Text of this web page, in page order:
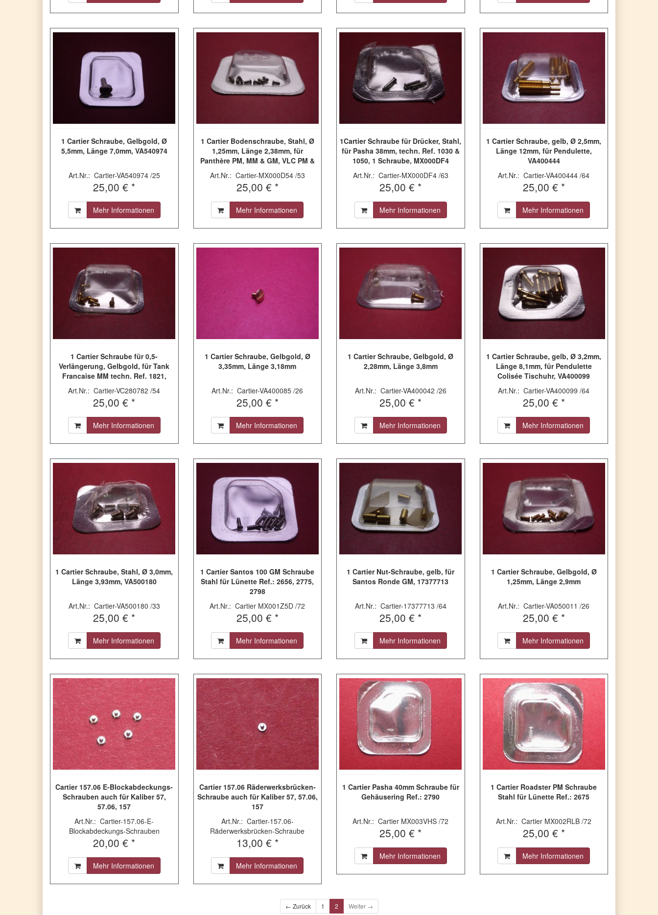
1 Cartier Schraube, Gelbgold, Ø
5,5mm, Länge 7,0mm, VA540974
Art.Nr.: Cartier-VA540974 /25
25,00 € *
Mehr Informationen
1 Cartier Bodenschraube, Stahl, Ø
1,25mm, Länge 2,38mm, für
Panthère PM, MM & GM, VLC PM &
GM, Santos 100 XL, Santos
Demoiselle PM & Tank Divan Mini,
techn. Ref. 0198, 0191, 1284, 1120,
2740, 2741, 1080, 1285, 1300, 1320,
2698, 2599, 2891 & 2935
Art.Nr.: Cartier-MX000D54 /53
25,00 € *
Mehr Informationen
1Cartier Schraube für Drücker, Stahl,
für Pasha 38mm, techn. Ref. 1030 &
1050, 1 Schraube, MX000DF4
Art.Nr.: Cartier-MX000DF4 /63
25,00 € *
Mehr Informationen
1 Cartier Schraube, gelb, Ø 2,5mm,
Länge 12mm, für Pendulette,
VA400444
Art.Nr.: Cartier-VA400444 /64
25,00 € *
Mehr Informationen
1 Cartier Schraube für 0,5-
Verlängerung, Gelbgold, für Tank
Francaise MM techn. Ref. 1821,
VC280782
Art.Nr.: Cartier-VC280782 /54
25,00 € *
Mehr Informationen
1 Cartier Schraube, Gelbgold, Ø
3,35mm, Länge 3,18mm
Art.Nr.: Cartier-VA400085 /26
25,00 € *
Mehr Informationen
1 Cartier Schraube, Gelbgold, Ø
2,28mm, Länge 3,8mm
Art.Nr.: Cartier-VA400042 /26
25,00 € *
Mehr Informationen
1 Cartier Schraube, gelb, Ø 3,2mm,
Länge 8,1mm, für Pendulette
Colisée Tischuhr, VA400099
Art.Nr.: Cartier-VA400099 /64
25,00 € *
Mehr Informationen
1 Cartier Schraube, Stahl, Ø 3,0mm,
Länge 3,93mm, VA500180
Art.Nr.: Cartier-VA500180 /33
25,00 € *
Mehr Informationen
1 Cartier Santos 100 GM Schraube
Stahl für Lünette Ref.: 2656, 2775,
2798
Art.Nr.: Cartier MX001Z5D /72
25,00 € *
Mehr Informationen
1 Cartier Nut-Schraube, gelb, für
Santos Ronde GM, 17377713
Art.Nr.: Cartier-17377713 /64
25,00 € *
Mehr Informationen
1 Cartier Schraube, Gelbgold, Ø
1,25mm, Länge 2,9mm
Art.Nr.: Cartier-VA050011 /26
25,00 € *
Mehr Informationen
Cartier 157.06 E-Blockabdeckungs-
Schrauben auch für Kaliber 57,
57.06, 157
Art.Nr.: Cartier-157.06-E-
Blockabdeckungs-Schrauben
20,00 € *
Mehr Informationen
Cartier 157.06 Räderwerksbrücken-
Schraube auch für Kaliber 57, 57.06,
157
Art.Nr.: Cartier-157.06-
Räderwerksbrücken-Schraube
13,00 € *
Mehr Informationen
1 Cartier Pasha 40mm Schraube für
Gehäusering Ref.: 2790
Art.Nr.: Cartier MX003VHS /72
25,00 € *
Mehr Informationen
1 Cartier Roadster PM Schraube
Stahl für Lünette Ref.: 2675
Art.Nr.: Cartier MX002RLB /72
25,00 € *
Mehr Informationen
← Zurück 1 2 Weiter →